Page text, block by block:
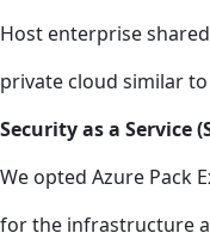
Host enterprise
private cloud similar
Security as a Service
We opted Azure Pack
for the infrastructure